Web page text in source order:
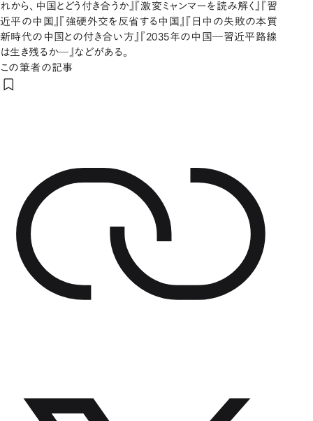
れから、中国とどう付き合うか』『激変ミャンマーを読み解く』『習
近平の中国』『強硬外交を反省する中国』『日中の失敗の本質
新時代の中国との付き合い方』『2035年の中国―習近平路線
は生き残るか―』などがある。
この筆者の記事